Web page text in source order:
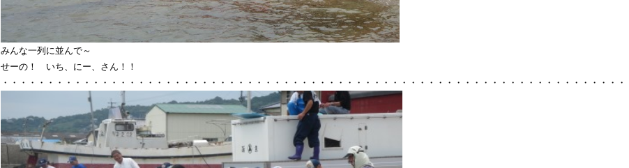
みんな一列に並んで～
せーの！ いち、にー、さん！！
・・・・・・・・・・・・・・・・・・・・・・・・・・・・・・・・・・・・・・・・・・・・・・・・・・・・・・・・・・・・・・・・・・・・